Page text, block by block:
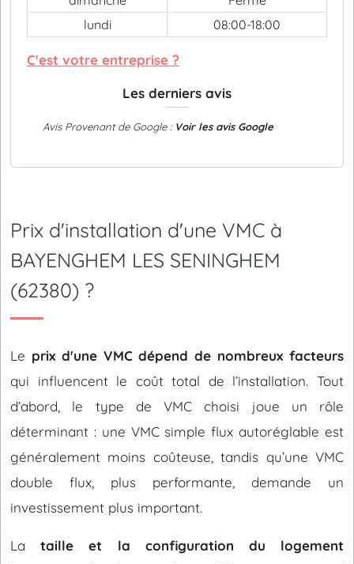
lundi
08:00-18:00
C'est votre entreprise ?
Les derniers avis
Avis Provenant de Google : Voir les avis Google
Prix d'installation d'une VMC à
BAYENGHEM LES SENINGHEM
(62380) ?
Le prix d'une VMC dépend de nombreux facteurs
qui influencent le coût total de l’installation. Tout
d’abord, le type de VMC choisi joue un rôle
déterminant : une VMC simple flux autoréglable est
généralement moins coûteuse, tandis qu’une VMC
double flux, plus performante, demande un
investissement plus important.
Lataille et la configuration du logement